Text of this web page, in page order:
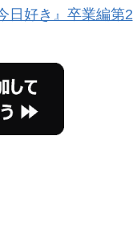
日好き』卒業編第2